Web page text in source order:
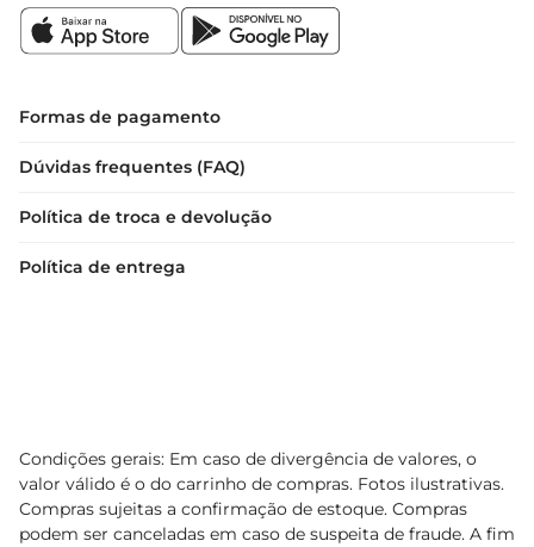
Quantidade por rolo: 15 unidades
Dimensões: Adequadas para uso em diversos
Formas de pagamento
Dúvidas frequentes (FAQ)
Política de troca e devolução
Política de entrega
Condições gerais: Em caso de divergência de valores, o
valor válido é o do carrinho de compras. Fotos ilustrativas.
Compras sujeitas a confirmação de estoque. Compras
podem ser canceladas em caso de suspeita de fraude. A fim